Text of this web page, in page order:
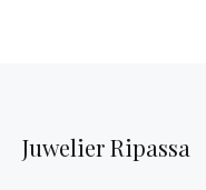
Juwelier Ripassa